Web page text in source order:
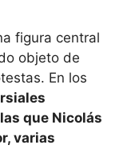
figura central
objeto de
En los
que Nicolás
varias